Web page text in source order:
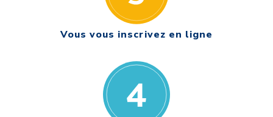
Vous vous inscrivez en ligne